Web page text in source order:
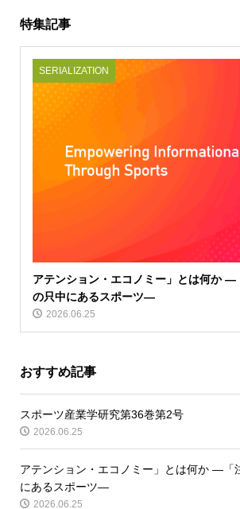
特集記事
SERIALIZATION
アテンション・エコノミー」とは何か ―
の只中にあるスポーツ―
2026.06.25
おすすめ記事
スポーツ産業学研究第36巻第2号
2026.06.25
アテンション・エコノミー」とは何か ―「
にあるスポーツ―
2026.06.25